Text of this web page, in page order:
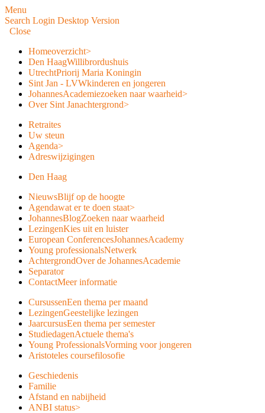
Menu
Search Login Desktop Version
Close
Homeoverzicht>
Den HaagWillibrordushuis
UtrechtPriorij Maria Koningin
Sint Jan - LVWkinderen en jongeren
JohannesAcademiezoeken naar waarheid>
Over Sint Janachtergrond>
Retraites
Uw steun
Agenda>
Adreswijzigingen
Den Haag
NieuwsBlijf op de hoogte
Agendawat er te doen staat>
JohannesBlogZoeken naar waarheid
LezingenKies uit en luister
European ConferencesJohannesAcademy
Young professionalsNetwerk
AchtergrondOver de JohannesAcademie
Separator
ContactMeer informatie
CursussenEen thema per maand
LezingenGeestelijke lezingen
JaarcursusEen thema per semester
StudiedagenActuele thema's
Young ProfessionalsVorming voor jongeren
Aristoteles coursefilosofie
Geschiedenis
Familie
Afstand en nabijheid
ANBI status>